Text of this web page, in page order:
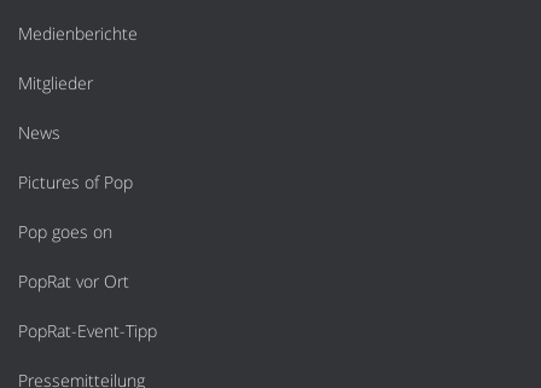
Medienberichte
Mitglieder
News
Pictures of Pop
Pop goes on
PopRat vor Ort
PopRat-Event-Tipp
Pressemitteilung